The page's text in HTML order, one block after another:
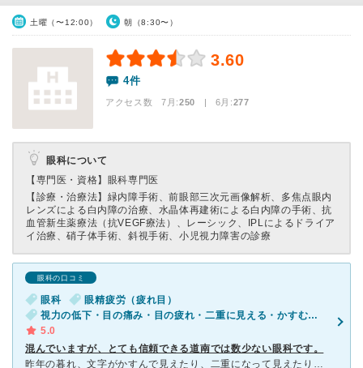
土曜（〜12:00） 朝（8:30〜）
3.60
4件
アクセス数 7月:250 | 6月:277
眼科について
【専門医・資格】 眼科専門医
【診療・治療法】 緑内障手術、前眼部三次元画像解析、多焦点眼内
レンズによる白内障の治療、水晶体再建術による白内障の手術、抗
血管新生薬療法（抗VEGF療法）、レーシック、IPLによるドライア
イ治療、硝子体手術、斜視手術、小児視力障害の診療
眼科の口コミ
眼科
眼精疲労（疲れ目）
視力の低下・目の痛み・目の疲れ・二重に見える・かすむ・目がチラチラする
5.0
混んでいますが、とても信頼できる道南では数少ない眼科です。
昨年の暮れ、文字がかすんで見えたり、二重になって見えたり、目がしょぼしょぼするといった症状が出て、万が一、何か重大な病気ではないかと思い、受診しました。 症状を言うと、視力検査をいろいろな装置を